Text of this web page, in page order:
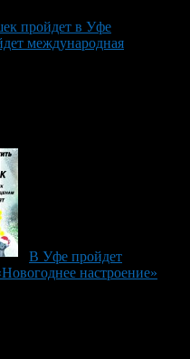
пройдет в Уфе
международная
В Уфе пройдет
настроение»